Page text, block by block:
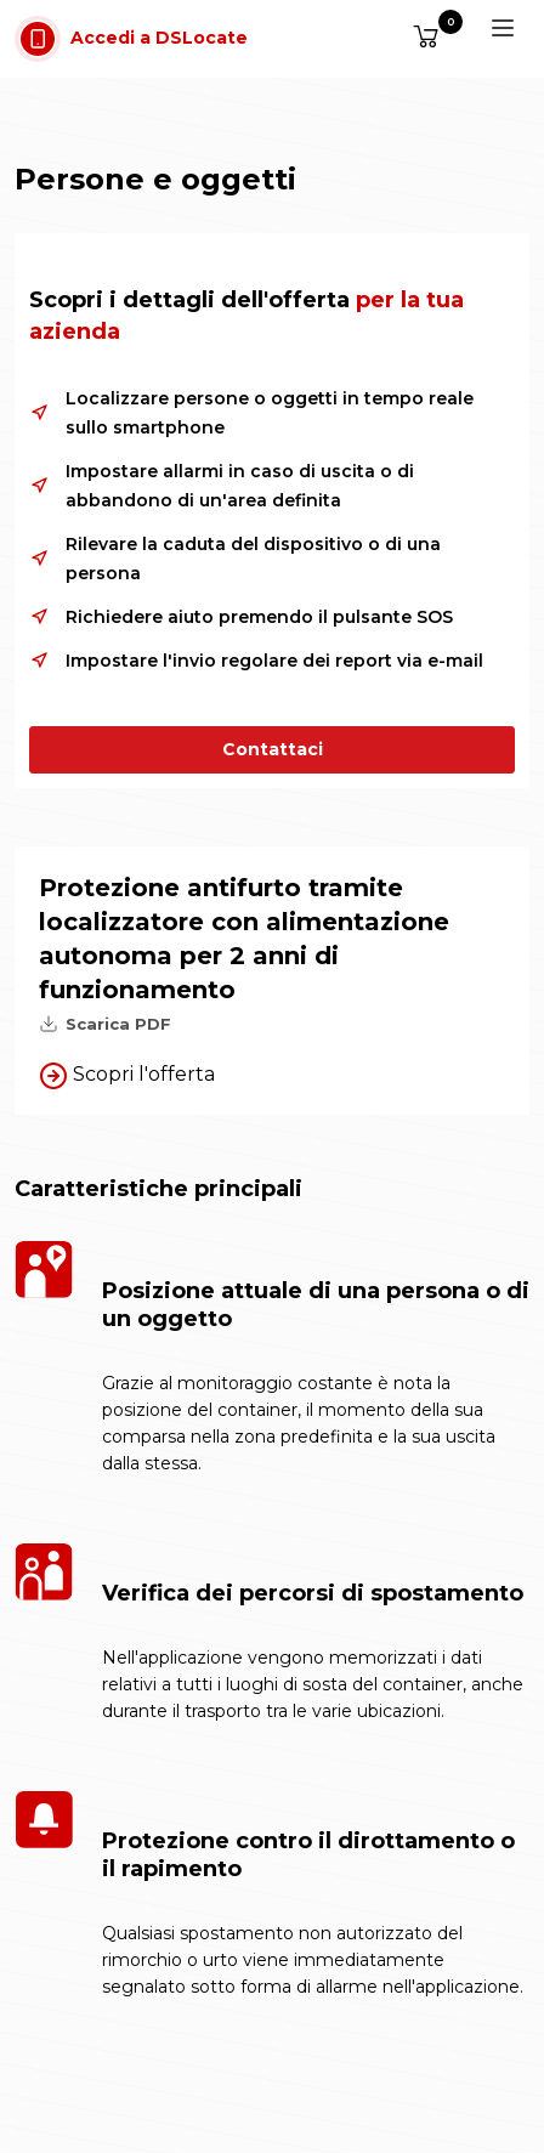
Vai al contenuto
Accedi a DSLocate
0
Persone e oggetti
Scopri i dettagli dell'offerta per la tua
azienda
Localizzare persone o oggetti in tempo reale
sullo smartphone
Impostare allarmi in caso di uscita o di
abbandono di un'area definita
Rilevare la caduta del dispositivo o di una
persona
Richiedere aiuto premendo il pulsante SOS
Impostare l'invio regolare dei report via e-mail
Contattaci
Protezione antifurto tramite
localizzatore con alimentazione
autonoma per 2 anni di
funzionamento
Scarica PDF
Scopri l'offerta
Caratteristiche principali
Posizione attuale di una persona o di
un oggetto
Grazie al monitoraggio costante è nota la
posizione del container, il momento della sua
comparsa nella zona predefinita e la sua uscita
dalla stessa.
Verifica dei percorsi di spostamento
Nell'applicazione vengono memorizzati i dati
relativi a tutti i luoghi di sosta del container, anche
durante il trasporto tra le varie ubicazioni.
Protezione contro il dirottamento o
il rapimento
Qualsiasi spostamento non autorizzato del
rimorchio o urto viene immediatamente
segnalato sotto forma di allarme nell'applicazione.